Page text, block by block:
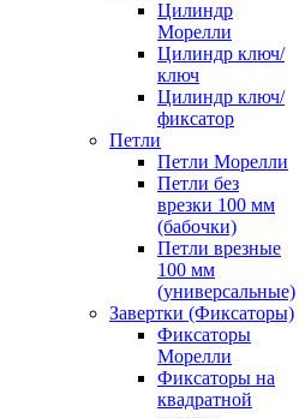
Цилиндр
Морелли
Цилиндр ключ/
ключ
Цилиндр ключ/
фиксатор
Петли
Петли Морелли
Петли без
врезки 100 мм
(бабочки)
Петли врезные
100 мм
(универсальные)
Завертки (Фиксаторы)
Фиксаторы
Морелли
Фиксаторы на
квадратной